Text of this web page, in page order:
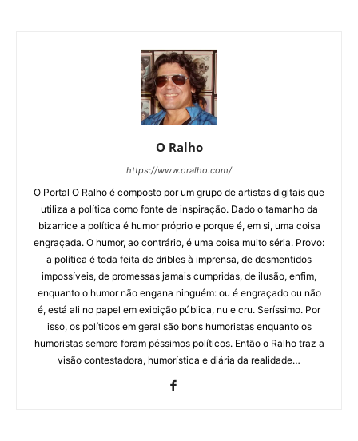
O Ralho
https://www.oralho.com/
O Portal O Ralho é composto por um grupo de artistas digitais que
utiliza a política como fonte de inspiração. Dado o tamanho da
bizarrice a política é humor próprio e porque é, em si, uma coisa
engraçada. O humor, ao contrário, é uma coisa muito séria. Provo:
a política é toda feita de dribles à imprensa, de desmentidos
impossíveis, de promessas jamais cumpridas, de ilusão, enfim,
enquanto o humor não engana ninguém: ou é engraçado ou não
é, está ali no papel em exibição pública, nu e cru. Seríssimo. Por
isso, os políticos em geral são bons humoristas enquanto os
humoristas sempre foram péssimos políticos. Então o Ralho traz a
visão contestadora, humorística e diária da realidade…